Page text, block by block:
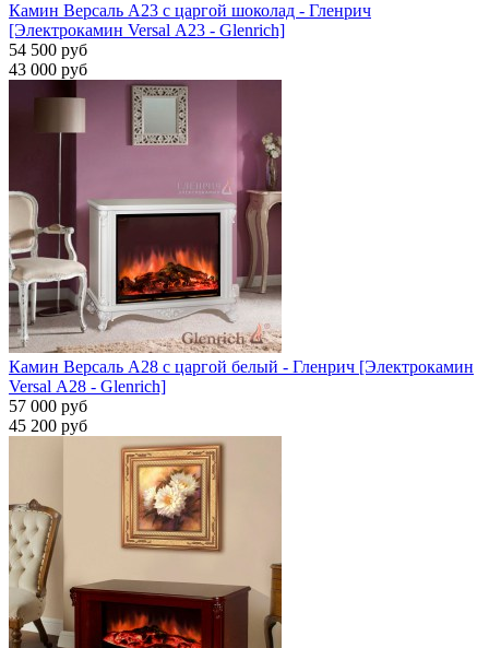
Камин Версаль A23 с царгой шоколад - Гленрич
[Электрокамин Versal А23 - Glenrich]
54 500 руб
43 000 руб
Камин Версаль A28 с царгой белый - Гленрич [Электрокамин
Versal А28 - Glenrich]
57 000 руб
45 200 руб